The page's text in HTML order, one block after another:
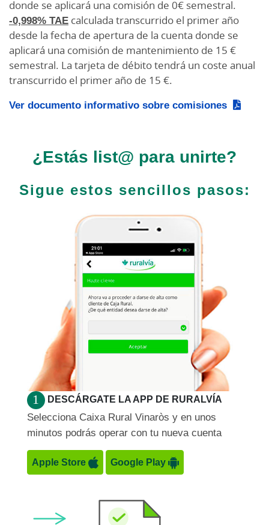
donde se aplicará una comisión de 0€ semestral.
-0,998% TAE calculada transcurrido el primer año
desde la fecha de apertura de la cuenta donde se
aplicará una comisión de mantenimiento de 15 €
semestral. La tarjeta de débito tendrá un coste anual
transcurrido el primer año de 15 €.
Ver documento informativo sobre comisiones
¿Estás list@ para unirte?
Sigue estos sencillos pasos:
DESCÁRGATE LA APP DE RURALVÍA
Selecciona Caixa Rural Vinaròs y en unos
minutos podrás operar con tu nueva cuenta
Apple Store Google Play